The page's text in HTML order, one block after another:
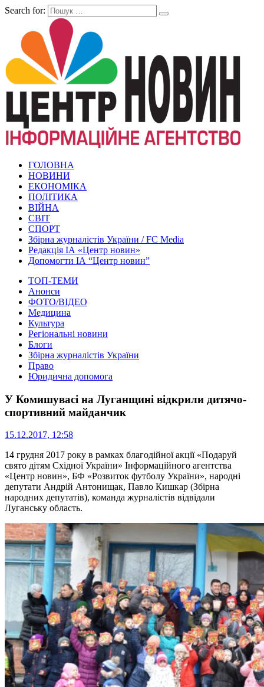
Search for:
ГОЛОВНА
НОВИНИ
ЕКОНОМІКА
ПОЛІТИКА
ВІЙНА
СВІТ
СПОРТ
Збірна журналістів України / FC Media
Редакція ІА «Центр новин»
Допомогти ІА “Центр новин”
ТОП-ТЕМИ
Анонси
ФОТО/ВІДЕО
Медицина
Культура
Регіональні новини
Блоги
Збірна журналістів України
Право
Юридична допомога
У Комишувасі на Луганщині відкрили дитячо-
спортивний майданчик
15.12.2017, 12:58
14 грудня 2017 року в рамках благодійної акції «Подаруй
свято дітям Східної України» Інформаційного агентства
«Центр новин», БФ «Розвиток футболу України», народні
депутати Андрій Антонищак, Павло Кишкар (Збірна
народних депутатів), команда журналістів відвідали
Луганську область.